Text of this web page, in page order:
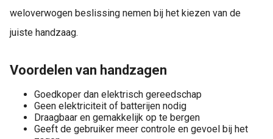
weloverwogen beslissing nemen bij het kiezen van de
juiste handzaag.
Voordelen van handzagen
Goedkoper dan elektrisch gereedschap
Geen elektriciteit of batterijen nodig
Draagbaar en gemakkelijk op te bergen
Geeft de gebruiker meer controle en gevoel bij het